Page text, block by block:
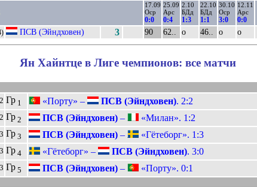
17.09
Оср
0:0
25.09
Арс
0:4
2.10
БДд
1:3
22.10
БДд
1:1
30.10
Оср
3:0
12.11
Арс
0:0
ПСВ (Эйндховен) 3 90 62.. о 46.. о о
Ян Хайнтце в Лиге чемпионов: все матчи
Гр 1 «Порту» – ПСВ (Эйндховен). 2:2
Гр 2 ПСВ (Эйндховен) – «Милан». 1:2
Гр 3 ПСВ (Эйндховен) – «Гётеборг». 1:3
Гр 4 «Гётеборг» – ПСВ (Эйндховен). 3:0
Гр 5 ПСВ (Эйндховен) – «Порту». 0:1